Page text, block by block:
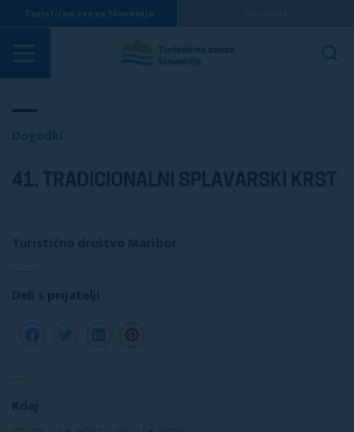
Turistična zveza Slovenija
Dogodki
Dogodki
41. TRADICIONALNI SPLAVARSKI KRST
Turistično društvo Maribor
Deli s prijatelji
Kdaj